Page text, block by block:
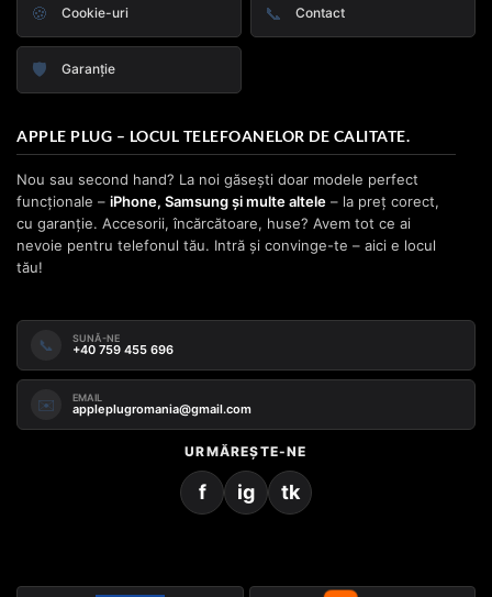
🍪 Cookie-uri 📞 Contact
🛡️ Garanție
APPLE PLUG – LOCUL TELEFOANELOR DE CALITATE.
Nou sau second hand? La noi găsești doar modele perfect
funcționale – iPhone, Samsung și multe altele – la preț corect,
cu garanție. Accesorii, încărcătoare, huse? Avem tot ce ai
nevoie pentru telefonul tău. Intră și convinge-te – aici e locul
tău!
📞 SUNĂ-NE
+40 759 455 696
✉️ EMAIL
appleplugromania@gmail.com
URMĂREȘTE-NE
f ig tk